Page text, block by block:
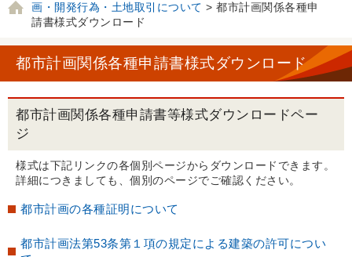
画・開発行為・土地取引について > 都市計画関係各種申
請書様式ダウンロード
都市計画関係各種申請書様式ダウンロード
都市計画関係各種申請書等様式ダウンロードペー
ジ
様式は下記リンクの各個別ページからダウンロードできます。
詳細につきましても、個別のページでご確認ください。
都市計画の各種証明について
都市計画法第53条第１項の規定による建築の許可につい